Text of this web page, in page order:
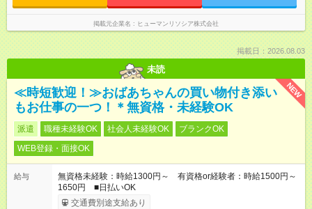
掲載元企業名 ヒューマンリソシア株式会社
掲載日：2026.08.03
未読
NEW
≪時短歓迎！≫おばあちゃんの買い物付き添い
もお仕事の一つ！＊無資格・未経験OK
派遣 職種未経験OK 社会人未経験OK
ブランクOK
WEB登録・面接OK
給与
無資格未経験：時給1300円～ 有資格or経験者：時給1500円～
1650円 ■日払いOK
交通費別途支給あり